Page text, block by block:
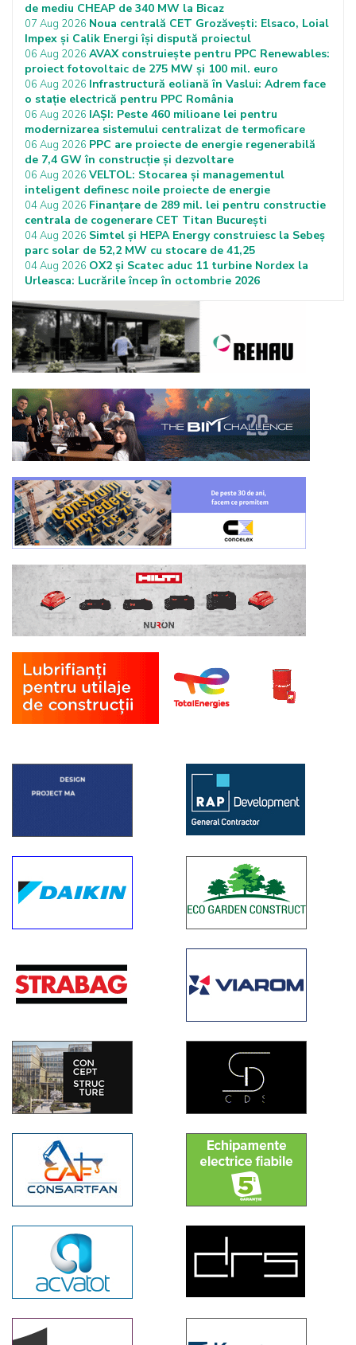
de mediu CHEAP de 340 MW la Bicaz
07 Aug 2026 Noua centrală CET Grozăvești: Elsaco, Loial
Impex și Calik Energi își dispută proiectul
06 Aug 2026 AVAX construiește pentru PPC Renewables:
proiect fotovoltaic de 275 MW și 100 mil. euro
06 Aug 2026 Infrastructură eoliană în Vaslui: Adrem face
o stație electrică pentru PPC România
06 Aug 2026 IAȘI: Peste 460 milioane lei pentru
modernizarea sistemului centralizat de termoficare
06 Aug 2026 PPC are proiecte de energie regenerabilă
de 7,4 GW în construcție și dezvoltare
06 Aug 2026 VELTOL: Stocarea și managementul
inteligent definesc noile proiecte de energie
04 Aug 2026 Finanțare de 289 mil. lei pentru constructie
centrala de cogenerare CET Titan București
04 Aug 2026 Simtel și HEPA Energy construiesc la Sebeș
parc solar de 52,2 MW cu stocare de 41,25
04 Aug 2026 OX2 și Scatec aduc 11 turbine Nordex la
Urleasca: Lucrările încep în octombrie 2026